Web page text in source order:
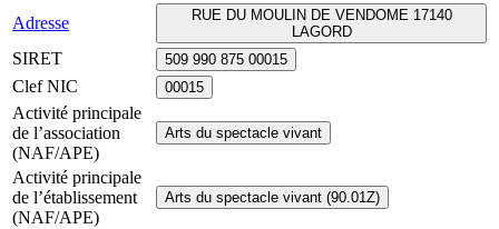
Adresse
RUE DU MOULIN DE VENDOME 17140
LAGORD
SIRET 509 990 875 00015
Clef NIC 00015
Activité principale
de l’association
(NAF/APE)
Arts du spectacle vivant
Activité principale
de l’établissement
(NAF/APE)
Arts du spectacle vivant (90.01Z)